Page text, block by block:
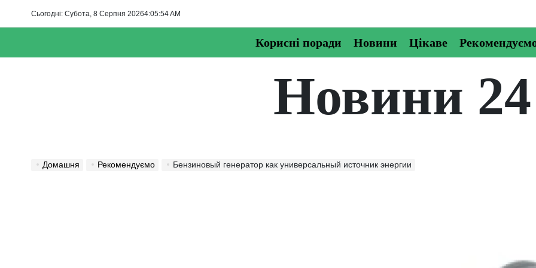
Сьогодні: Субота, 8 Серпня 20264:05:55AM
Корисні поради Новини Цікаве
Новини 24
Домашня Рекомендуємо Бензиновый генератор как универсальный источник энергии